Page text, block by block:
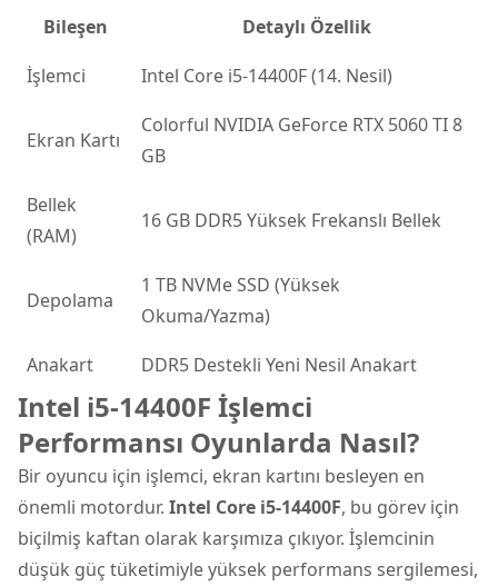
Bileşen
Detaylı Özellik
İşlemci
Intel Core i5-14400F (14. Nesil)
Ekran Kartı
Colorful NVIDIA GeForce RTX 5060 TI 8
GB
Bellek
(RAM)
16 GB DDR5 Yüksek Frekanslı Bellek
Depolama
1 TB NVMe SSD (Yüksek
Okuma/Yazma)
Anakart
DDR5 Destekli Yeni Nesil Anakart
Intel i5-14400F İşlemci
Performansı Oyunlarda Nasıl?
Bir oyuncu için işlemci, ekran kartını besleyen en
önemli motordur. Intel Core i5-14400F, bu görev için
biçilmiş kaftan olarak karşımıza çıkıyor. İşlemcinin
düşük güç tüketimiyle yüksek performans sergilemesi,